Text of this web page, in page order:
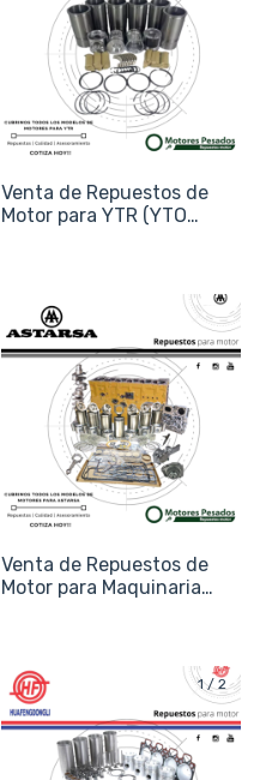
Venta de Repuestos de
Motor para YTR (YTO
Venta de Repuestos de
Motor para Maquinaria
1/ 2